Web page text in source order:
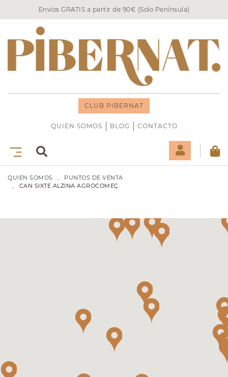
Envíos GRATIS a partir de 90€ (Solo Península)
CLUB PIBERNAT
QUIEN SOMOS BLOG CONTACTO
QUIEN SOMOS
PUNTOS DE VENTA
CAN SIXTE ALZINA AGROCOMEÇ